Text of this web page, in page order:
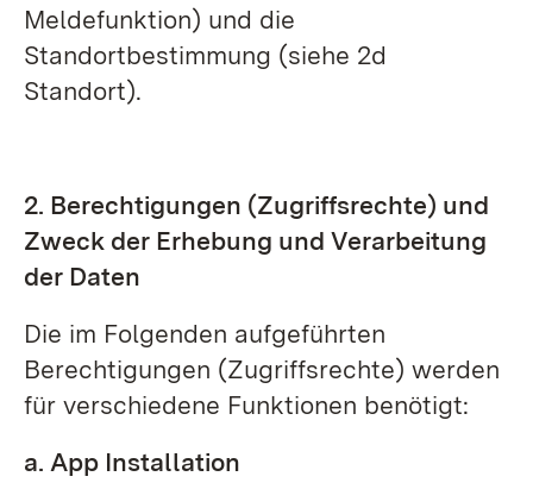
Meldefunktion) und die
Standortbestimmung (siehe 2d
Standort).
2. Berechtigungen (Zugriffsrechte) und
Zweck der Erhebung und Verarbeitung
der Daten
Die im Folgenden aufgeführten
Berechtigungen (Zugriffsrechte) werden
für verschiedene Funktionen benötigt:
a. App Installation